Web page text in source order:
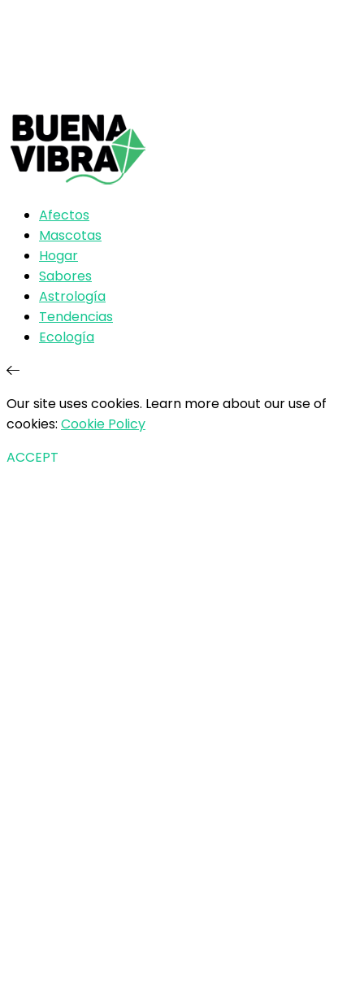
Afectos
Mascotas
Hogar
Sabores
Astrología
Tendencias
Ecología
Our site uses cookies. Learn more about our use of
cookies: Cookie Policy
ACCEPT